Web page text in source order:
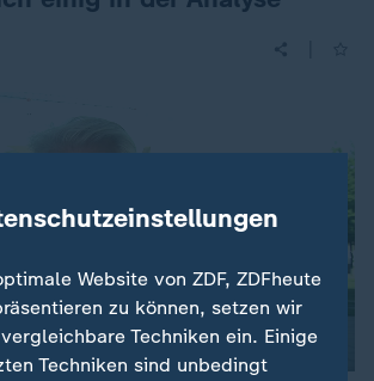
Website von ZDF, ZDFheute
zu können, setzen wir
Techniken ein. Einige
Techniken sind unbedingt